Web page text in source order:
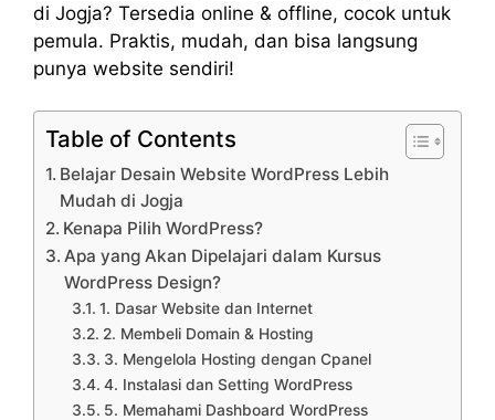
di Jogja? Tersedia online & offline, cocok untuk
pemula. Praktis, mudah, dan bisa langsung
punya website sendiri!
Table of Contents
Belajar Desain Website WordPress Lebih
Mudah di Jogja
Kenapa Pilih WordPress?
Apa yang Akan Dipelajari dalam Kursus
WordPress Design?
1. Dasar Website dan Internet
2. Membeli Domain & Hosting
3. Mengelola Hosting dengan Cpanel
4. Instalasi dan Setting WordPress
5. Memahami Dashboard WordPress